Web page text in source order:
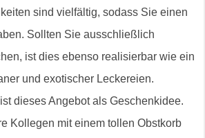
sind vielfältig, sodass Sie einen
Sollten Sie ausschließlich
ist dies ebenso realisierbar wie ein
und exotischer Leckereien.
dieses Angebot als Geschenkidee.
Kollegen mit einem tollen Obstkorb